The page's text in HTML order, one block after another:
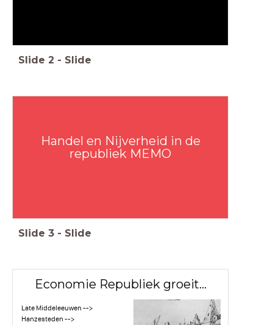
Slide 2 - Slide
Handel en Nijverheid in de
republiek MEMO
Slide 3 - Slide
Economie Republiek groeit...
Late Middeleeuwen -->
Hanzesteden -->